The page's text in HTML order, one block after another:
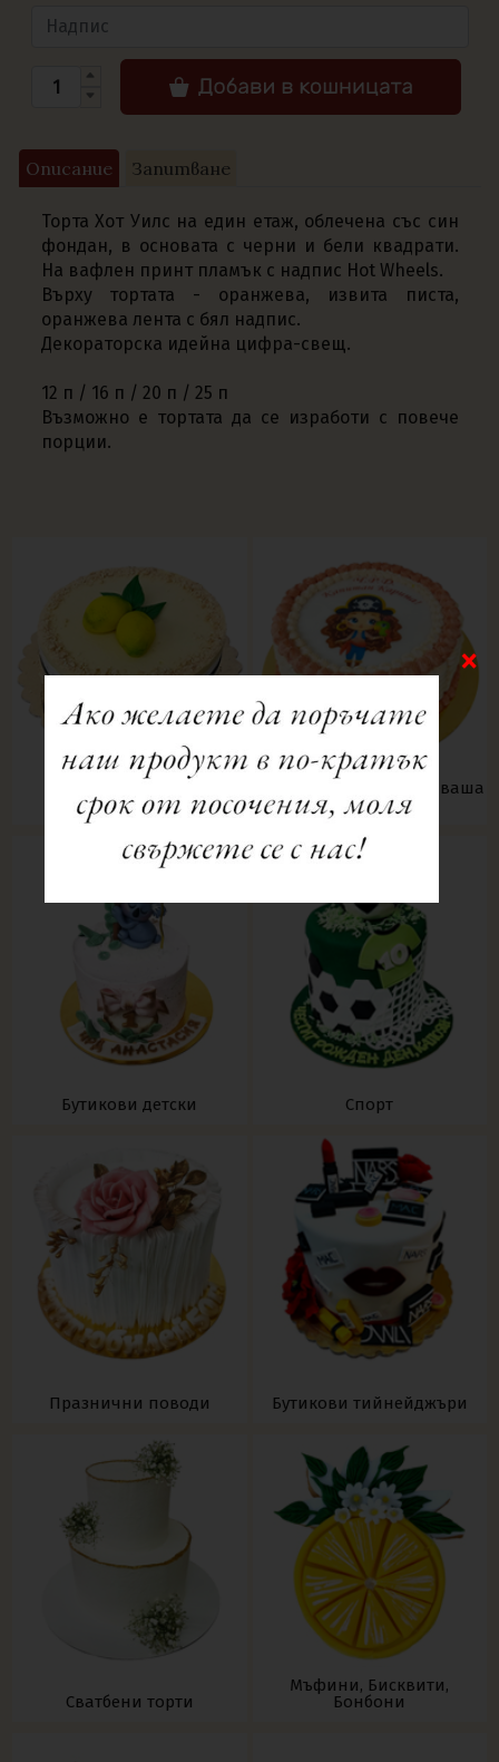
Описание Запитване
Торта Хот Уилс на един етаж, облечена със син
фондан, в основата с черни и бели квадрати.
На вафлен принт пламък с надпис Hot Wheels.
Върху тортата - оранжева, извита писта,
оранжева лента с бял надпис.
Декораторска идейна цифра-свещ.
12 п / 16 п / 20 п / 25 п
Възможно е тортата да се изработи с повече
порции.
Торти, рула, десерти
Фото торти - може и с ваша
снимка
Бутикови детски Спорт
Празнични поводи Бутикови тийнейджъри
Сватбени торти
Мъфини, Бисквити,
Бонбони